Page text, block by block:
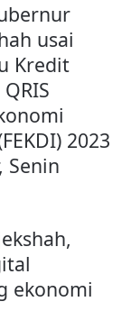
usai
Kredit
2023
Senin
ekonomi